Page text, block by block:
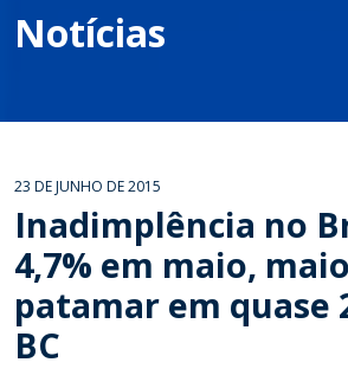
Notícias
23 DE JUNHO DE 2015
Inadimplência no
4,7% em maio,
patamar em quase
BC